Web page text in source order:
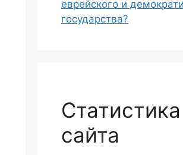
еврейского и
государства?
Статистика
сайта